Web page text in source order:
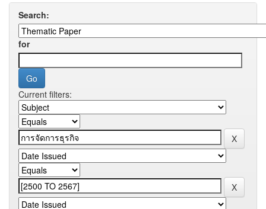
Search:
for
Current filters: